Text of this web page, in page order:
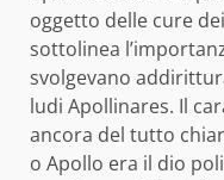
oggetto delle cure
sottolinea
svolgevano
ludi Apollinares. Il
ancora del tutto
o Apollo era il dio